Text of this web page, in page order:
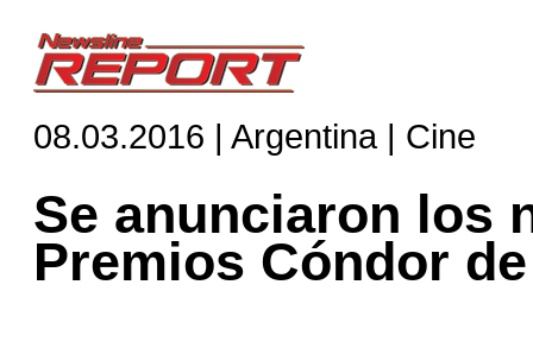
08.03.2016 | Argentina | Cine
Se anunciaron los
Premios Cóndor